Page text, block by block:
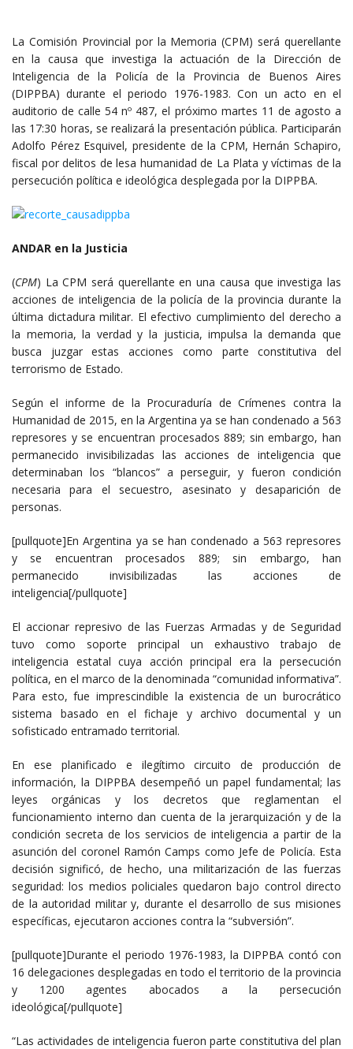
La Comisión Provincial por la Memoria (CPM) será querellante
en la causa que investiga la actuación de la Dirección de
Inteligencia de la Policía de la Provincia de Buenos Aires
(DIPPBA) durante el periodo 1976-1983. Con un acto en el
auditorio de calle 54 nº 487, el próximo martes 11 de agosto a
las 17:30 horas, se realizará la presentación pública. Participarán
Adolfo Pérez Esquivel, presidente de la CPM, Hernán Schapiro,
fiscal por delitos de lesa humanidad de La Plata y víctimas de la
persecución política e ideológica desplegada por la DIPPBA.
ANDAR en la Justicia
(CPM) La CPM será querellante en una causa que investiga las
acciones de inteligencia de la policía de la provincia durante la
última dictadura militar. El efectivo cumplimiento del derecho a
la memoria, la verdad y la justicia, impulsa la demanda que
busca juzgar estas acciones como parte constitutiva del
terrorismo de Estado.
Según el informe de la Procuraduría de Crímenes contra la
Humanidad de 2015, en la Argentina ya se han condenado a 563
represores y se encuentran procesados 889; sin embargo, han
permanecido invisibilizadas las acciones de inteligencia que
determinaban los “blancos” a perseguir, y fueron condición
necesaria para el secuestro, asesinato y desaparición de
personas.
[pullquote]En Argentina ya se han condenado a 563 represores
y se encuentran procesados 889; sin embargo, han
permanecido invisibilizadas las acciones de
inteligencia[/pullquote]
El accionar represivo de las Fuerzas Armadas y de Seguridad
tuvo como soporte principal un exhaustivo trabajo de
inteligencia estatal cuya acción principal era la persecución
política, en el marco de la denominada “comunidad informativa”.
Para esto, fue imprescindible la existencia de un burocrático
sistema basado en el fichaje y archivo documental y un
sofisticado entramado territorial.
En ese planificado e ilegítimo circuito de producción de
información, la DIPPBA desempeñó un papel fundamental; las
leyes orgánicas y los decretos que reglamentan el
funcionamiento interno dan cuenta de la jerarquización y de la
condición secreta de los servicios de inteligencia a partir de la
asunción del coronel Ramón Camps como Jefe de Policía. Esta
decisión significó, de hecho, una militarización de las fuerzas
seguridad: los medios policiales quedaron bajo control directo
de la autoridad militar y, durante el desarrollo de sus misiones
específicas, ejecutaron acciones contra la “subversión”.
[pullquote]Durante el periodo 1976-1983, la DIPPBA contó con
16 delegaciones desplegadas en todo el territorio de la provincia
y 1200 agentes abocados a la persecución
ideológica[/pullquote]
“Las actividades de inteligencia fueron parte constitutiva del plan